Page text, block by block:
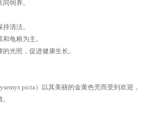
饲养。
清洁。
龟粮为主。
光照，促进健康生长。
picta）以其美丽的金黄色壳而受到欢迎，